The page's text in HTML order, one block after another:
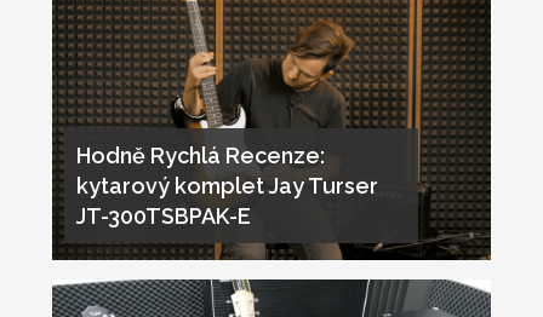
Hodně Rychlá Recenze:
kytarový komplet Jay Turser
JT-300TSBPAK-E